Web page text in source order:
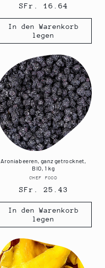
Normaler
Preis
SFr. 16.64
In den Warenkorb
legen
Aroniabeeren, ganz getrocknet,
BIO, 1 kg
Anbieter:
CHEF FOOD
Normaler
Preis
SFr. 25.43
In den Warenkorb
legen